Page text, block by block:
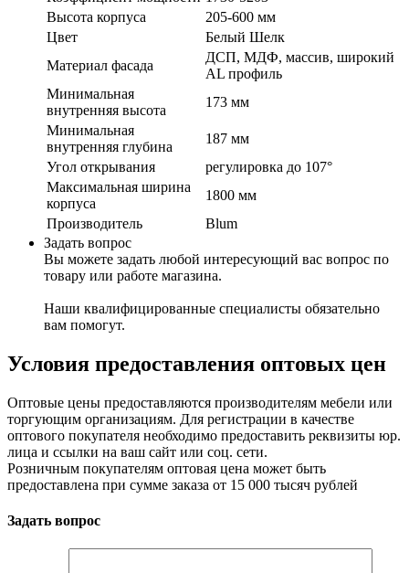
Высота корпуса
205-600 мм
Цвет
Белый Шелк
Материал фасада
ДСП, МДФ, массив, широкий
AL профиль
Минимальная
внутренняя высота
173 мм
Минимальная
внутренняя глубина
187 мм
Угол открывания
регулировка до 107°
Максимальная ширина
корпуса
1800 мм
Производитель
Blum
Задать вопрос
Вы можете задать любой интересующий вас вопрос по
товару или работе магазина.
Наши квалифицированные специалисты обязательно
вам помогут.
Условия предоставления оптовых цен
Оптовые цены предоставляются производителям мебели или
торгующим организациям. Для регистрации в качестве
оптового покупателя необходимо предоставить реквизиты юр.
лица и ссылки на ваш сайт или соц. сети.
Розничным покупателям оптовая цена может быть
предоставлена при сумме заказа от 15 000 тысяч рублей
Задать вопрос